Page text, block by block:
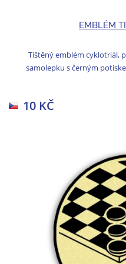
EMBLÉM
Tištěný emblém cyklotriál,
samolepku s černým
10 KČ